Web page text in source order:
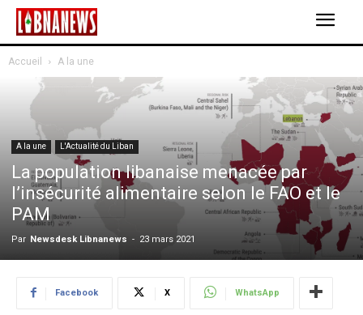
Accueil A la une
A la une L'Actualité du Liban
La population libanaise menacée par
l’insécurité alimentaire selon le FAO et le
PAM
Par Newsdesk Libnanews - 23 mars 2021
Facebook X WhatsApp